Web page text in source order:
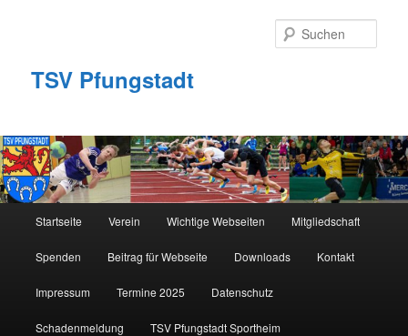
TSV Pfungstadt
Startseite Verein Wichtige Webseiten Mitgliedschaft
Spenden Beitrag für Webseite Downloads Kontakt
Impressum Termine 2025 Datenschutz
Schadenmeldung TSV Pfungstadt Sportheim